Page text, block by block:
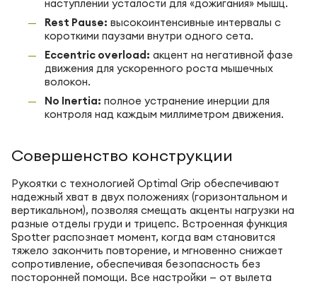
наступлении усталости для «дожигания» мышц.
Rest Pause: высокоинтенсивные интервалы с
короткими паузами внутри одного сета.
Eccentric overload: акцент на негативной фазе
движения для ускоренного роста мышечных
волокон.
No Inertia: полное устранение инерции для
контроля над каждым миллиметром движения.
Совершенство конструкции
Рукоятки с технологией Optimal Grip обеспечивают
надежный хват в двух положениях (горизонтальном и
вертикальном), позволяя смещать акценты нагрузки на
разные отделы груди и трицепс. Встроенная функция
Spotter распознает момент, когда вам становится
тяжело закончить повторение, и мгновенно снижает
сопротивление, обеспечивая безопасность без
посторонней помощи. Все настройки — от вылета